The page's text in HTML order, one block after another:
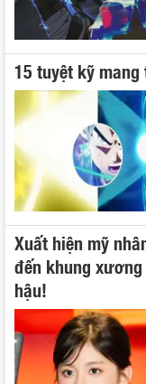
15 tuyệt kỹ
Xuất hiện mỹ
đến khung
hậu!